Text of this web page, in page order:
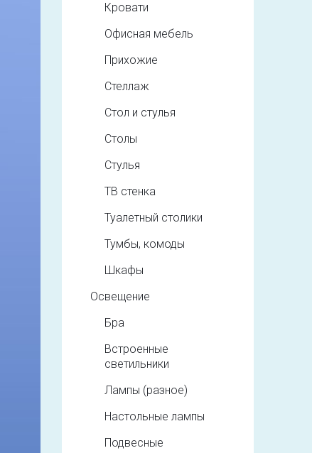
Кровати
Офисная мебель
Прихожие
Стеллаж
Стол и стулья
Столы
Стулья
ТВ стенка
Туалетный столики
Тумбы, комоды
Шкафы
Освещение
Бра
Встроенные
светильники
Лампы (разное)
Настольные лампы
Подвесные